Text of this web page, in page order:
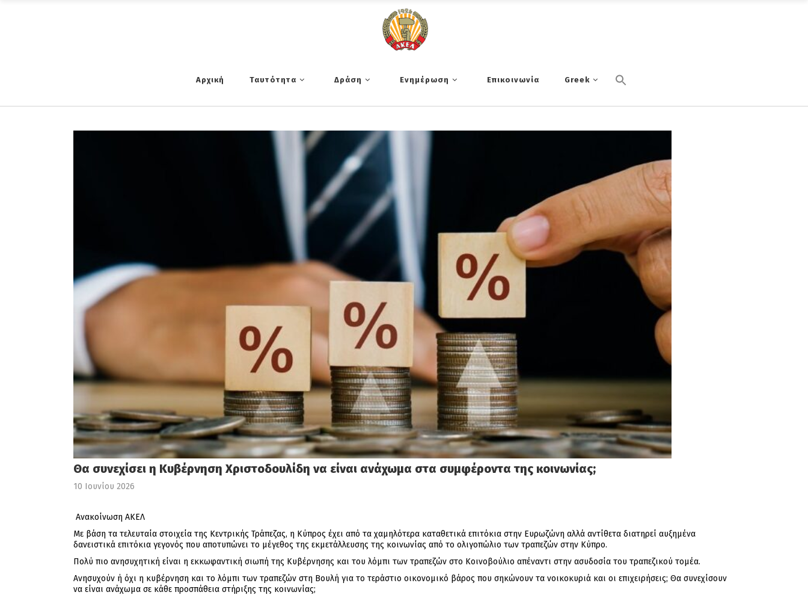
Αρχική Ταυτότητα Δράση Ενημέρωση Επικοινωνία Greek
Θα συνεχίσει η Κυβέρνηση Χριστοδουλίδη να είναι ανάχωμα στα συμφέροντα της κοινωνίας;
10 Ιουνίου 2026
Ανακοίνωση ΑΚΕΛ
Με βάση τα τελευταία στοιχεία της Κεντρικής Τράπεζας, η Κύπρος έχει από τα χαμηλότερα καταθετικά επιτόκια στην Ευρωζώνη αλλά αντίθετα διατηρεί αυξημένα
δανειστικά επιτόκια γεγονός που αποτυπώνει το μέγεθος της εκμετάλλευσης της κοινωνίας από το ολιγοπώλιο των τραπεζών στην Κύπρο.
Πολύ πιο ανησυχητική είναι η εκκωφαντική σιωπή της Κυβέρνησης και του λόμπι των τραπεζών στο Κοινοβούλιο απέναντι στην ασυδοσία του τραπεζικού τομέα.
Ανησυχούν ή όχι η κυβέρνηση και το λόμπι των τραπεζών στη Βουλή για το τεράστιο οικονομικό βάρος που σηκώνουν τα νοικοκυριά και οι επιχειρήσεις; Θα συνεχίσουν
να είναι ανάχωμα σε κάθε προσπάθεια στήριξης της κοινωνίας;